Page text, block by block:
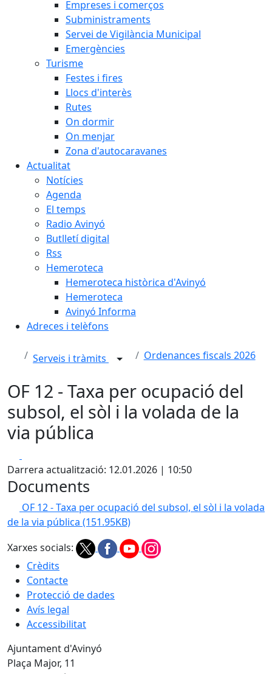
Empreses i comerços
Subministraments
Servei de Vigilància Municipal
Emergències
Turisme
Festes i fires
Llocs d'interès
Rutes
On dormir
On menjar
Zona d'autocaravanes
Actualitat
Notícies
Agenda
El temps
Radio Avinyó
Butlletí digital
Rss
Hemeroteca
Hemeroteca històrica d'Avinyó
Hemeroteca
Avinyó Informa
Adreces i telèfons
Serveis i tràmits Ordenances fiscals 2026
OF 12 - Taxa per ocupació del
subsol, el sòl i la volada de la
via pública
Darrera actualització: 12.01.2026 | 10:50
Documents
OF 12 - Taxa per ocupació del subsol, el sòl i la volada
de la via pública (151.95KB)
Xarxes socials:
Crèdits
Contacte
Protecció de dades
Avís legal
Accessibilitat
Ajuntament d'Avinyó
Plaça Major, 11